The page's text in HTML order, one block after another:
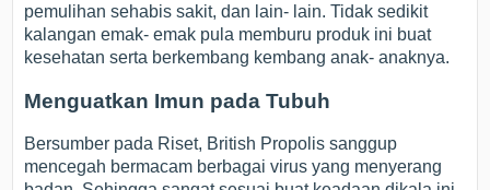
pemulihan sehabis sakit, dan lain- lain. Tidak sedikit
kalangan emak- emak pula memburu produk ini buat
kesehatan serta berkembang kembang anak- anaknya.
Menguatkan Imun pada Tubuh
Bersumber pada Riset, British Propolis sanggup
mencegah bermacam berbagai virus yang menyerang